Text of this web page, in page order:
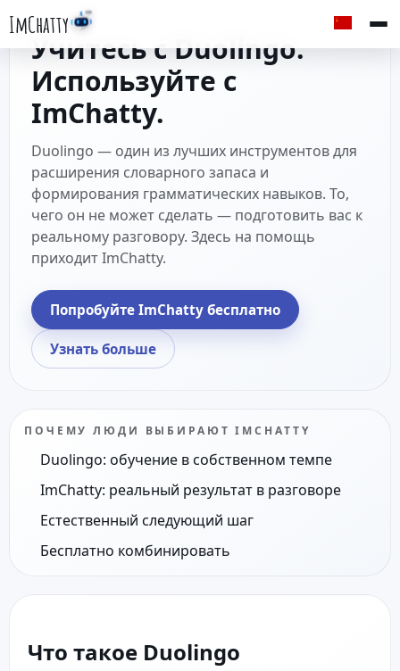
ImChatty
Учитесь с Duolingo.
Используйте с
ImChatty.
Duolingo — один из лучших инструментов для
расширения словарного запаса и
формирования грамматических навыков. То,
чего он не может сделать — подготовить вас к
реальному разговору. Здесь на помощь
приходит ImChatty.
Попробуйте ImChatty бесплатно
Узнать больше
Что такое Duolingo
ПОЧЕМУ ЛЮДИ ВЫБИРАЮТ IMCHATTY
Duolingo: обучение в собственном темпе
ImChatty: реальный результат в разговоре
Естественный следующий шаг
Бесплатно комбинировать